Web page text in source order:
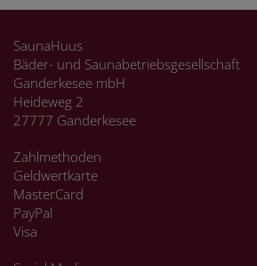
SaunaHuus
Bäder- und Saunabetriebsgesellschaft
Ganderkesee mbH
Heideweg 2
27777 Ganderkesee
Zahlmethoden
Geldwertkarte
MasterCard
PayPal
Visa